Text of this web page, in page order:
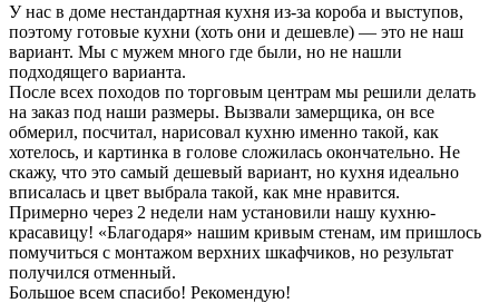
У нас в доме нестандартная кухня из-за короба и выступов,
поэтому готовые кухни (хоть они и дешевле) — это не наш
вариант. Мы с мужем много где были, но не нашли
подходящего варианта.
После всех походов по торговым центрам мы решили делать
на заказ под наши размеры. Вызвали замерщика, он все
обмерил, посчитал, нарисовал кухню именно такой, как
хотелось, и картинка в голове сложилась окончательно. Не
скажу, что это самый дешевый вариант, но кухня идеально
вписалась и цвет выбрала такой, как мне нравится.
Примерно через 2 недели нам установили нашу кухню-
красавицу! «Благодаря» нашим кривым стенам, им пришлось
помучиться с монтажом верхних шкафчиков, но результат
получился отменный.
Большое всем спасибо! Рекомендую!